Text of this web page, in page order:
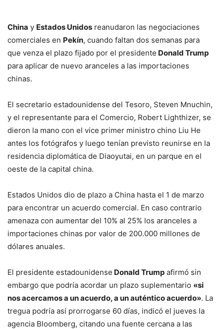
China y Estados Unidos reanudaron las negociaciones
comerciales en Pekín, cuando faltan dos semanas para
que venza el plazo fijado por el presidente Donald Trump
para aplicar de nuevo aranceles a las importaciones
chinas.
El secretario estadounidense del Tesoro, Steven Mnuchin,
y el representante para el Comercio, Robert Lighthizer, se
dieron la mano con el vice primer ministro chino Liu He
antes los fotógrafos y luego tenían previsto reunirse en la
residencia diplomática de Diaoyutai, en un parque en el
oeste de la capital china.
Estados Unidos dio de plazo a China hasta el 1 de marzo
para encontrar un acuerdo comercial. En caso contrario
amenaza con aumentar del 10% al 25% los aranceles a
importaciones chinas por valor de 200.000 millones de
dólares anuales.
El presidente estadounidense Donald Trump afirmó sin
embargo que podría acordar un plazo suplementario «si
nos acercamos a un acuerdo, a un auténtico acuerdo». La
tregua podría así prorrogarse 60 días, indicó el jueves la
agencia Bloomberg, citando una fuente cercana a las